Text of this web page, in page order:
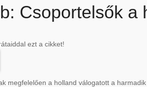
Csoportelsők a
ezt a cikket!
megfelelően a holland válogatott a